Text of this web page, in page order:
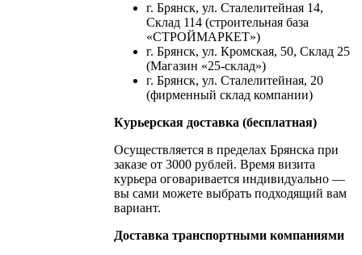
г. Брянск, ул. Сталелитейная 14,
Склад 114 (строительная база
«СТРОЙМАРКЕТ»)
г. Брянск, ул. Кромская, 50, Склад 25
(Магазин «25-склад»)
г. Брянск, ул. Сталелитейная, 20
(фирменный склад компании)
Курьерская доставка (бесплатная)
Осуществляется в пределах Брянска при
заказе от 3000 рублей. Время визита
курьера оговаривается индивидуально —
вы сами можете выбрать подходящий вам
вариант.
Доставка транспортными компаниями